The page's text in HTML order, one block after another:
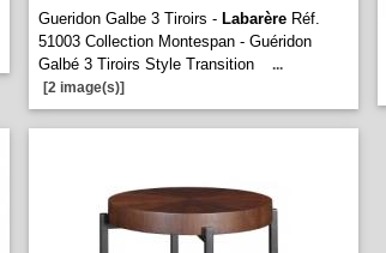
Gueridon Galbe 3 Tiroirs - Labarère Réf.
51003 Collection Montespan - Guéridon
Galbé 3 Tiroirs Style Transition
...
[2 image(s)]